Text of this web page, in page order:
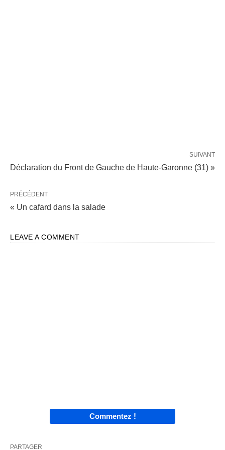
SUIVANT
Déclaration du Front de Gauche de Haute-Garonne (31) »
PRÉCÉDENT
« Un cafard dans la salade
LEAVE A COMMENT
Commentez !
PARTAGER